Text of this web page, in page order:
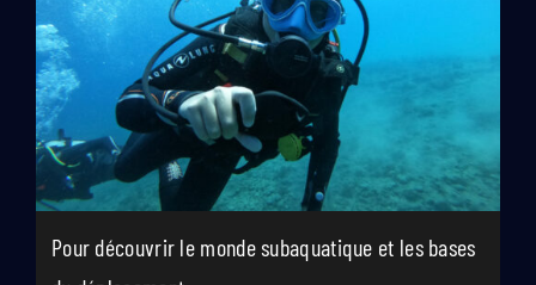
Pour découvrir le monde subaquatique et les bases